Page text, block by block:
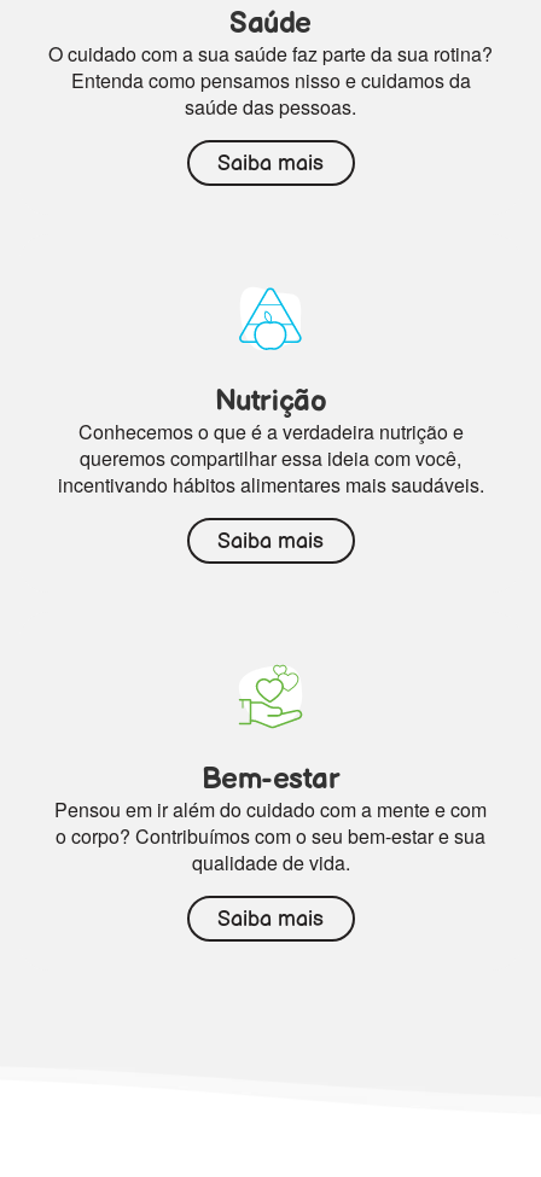
Saúde
O cuidado com a sua saúde faz parte da sua rotina?
Entenda como pensamos nisso e cuidamos da
saúde das pessoas.
Saiba mais
Nutrição
Conhecemos o que é a verdadeira nutrição e
queremos compartilhar essa ideia com você,
incentivando hábitos alimentares mais saudáveis.
Saiba mais
Bem-estar
Pensou em ir além do cuidado com a mente e com
o corpo? Contribuímos com o seu bem-estar e sua
qualidade de vida.
Saiba mais